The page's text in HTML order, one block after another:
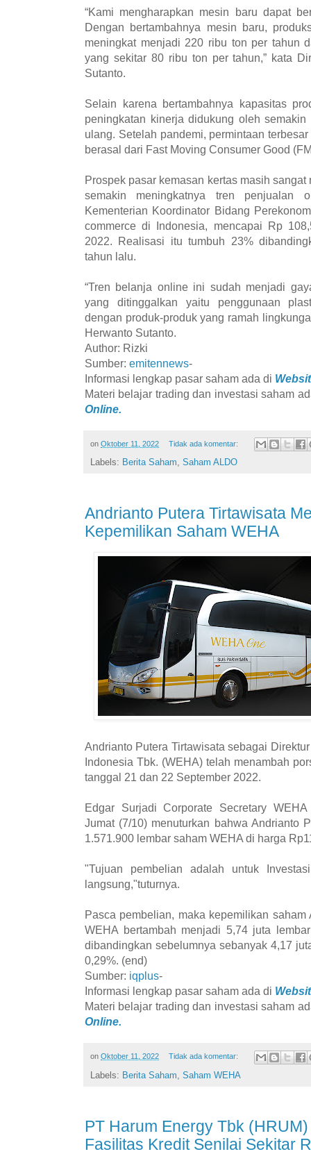
“Kami mengharapkan mesin baru dapat
Dengan bertambahnya mesin baru,
meningkat menjadi 220 ribu ton per tahun
yang sekitar 80 ribu ton per tahun,” kata
Sutanto.
Selain karena bertambahnya kapasitas
peningkatan kinerja didukung oleh
ulang. Setelah pandemi, permintaan
berasal dari Fast Moving Consumer Good
Prospek pasar kemasan kertas masih
semakin meningkatnya tren
Kementerian Koordinator Bidang
commerce di Indonesia, mencapai Rp
2022. Realisasi itu tumbuh 23%
tahun lalu.
“Tren belanja online ini sudah menjadi
yang ditinggalkan yaitu penggunaan
dengan produk-produk yang ramah
Herwanto Sutanto.
Author: Rizki
Sumber: emitennews-
Informasi lengkap pasar saham ada di
Materi belajar trading dan investasi saham
Online.
on Oktober 11, 2022 Tidak ada komentar:
Labels: Berita Saham Saham ALDO
Andrianto Putera Tirtawisata
Kepemilikan Saham WEHA
Andrianto Putera Tirtawisata sebagai
Indonesia Tbk. (WEHA) telah menambah
tanggal 21 dan 22 September 2022.
Edgar Surjadi Corporate Secretary
Jumat (7/10) menuturkan bahwa Andrianto
1.571.900 lembar saham WEHA di harga
"Tujuan pembelian adalah untuk
langsung,"tuturnya.
Pasca pembelian, maka kepemilikan
WEHA bertambah menjadi 5,74 juta
dibandingkan sebelumnya sebanyak 4,17
0,29%. (end)
Sumber: iqplus-
Informasi lengkap pasar saham ada di
Materi belajar trading dan investasi saham
Online.
on Oktober 11, 2022 Tidak ada komentar:
Labels: Berita Saham Saham WEHA
PT Harum Energy Tbk
Fasilitas Kredit Senilai Sekitar